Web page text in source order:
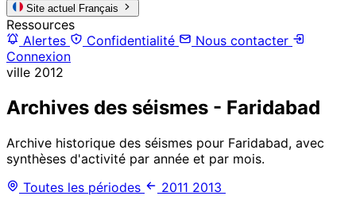
Site actuel Français
Ressources
Alertes
Confidentialité
Nous contacter
Connexion
ville 2012
Archives des séismes - Faridabad
Archive historique des séismes pour Faridabad, avec
synthèses d'activité par année et par mois.
Toutes les périodes
2011 2013